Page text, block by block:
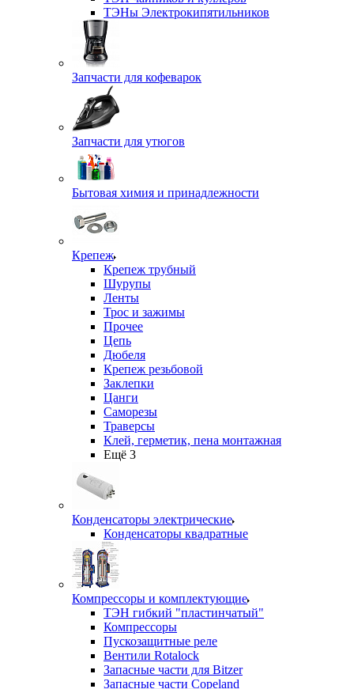
ТЭНы Электрокипятильников
Запчасти для кофеварок
Запчасти для утюгов
Бытовая химия и принадлежности
Крепеж
Крепеж трубный
Шурупы
Ленты
Трос и зажимы
Прочее
Цепь
Дюбеля
Крепеж резьбовой
Заклепки
Цанги
Саморезы
Траверсы
Клей, герметик, пена монтажная
Ещё 3
Конденсаторы электрические
Конденсаторы квадратные
Компрессоры и комплектующие
ТЭН гибкий "пластинчатый"
Компрессоры
Пускозащитные реле
Вентили Rotalock
Запасные части для Bitzer
Запасные части Copeland